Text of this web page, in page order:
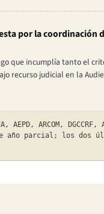
por la coordinación
que incumplía tanto el
recurso judicial en la
ARCOM,
año parcial; los dos